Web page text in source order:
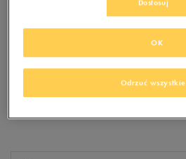
KLUBIE 50 STYLE
Dostosuj
Odrzuć wszystkie
OK